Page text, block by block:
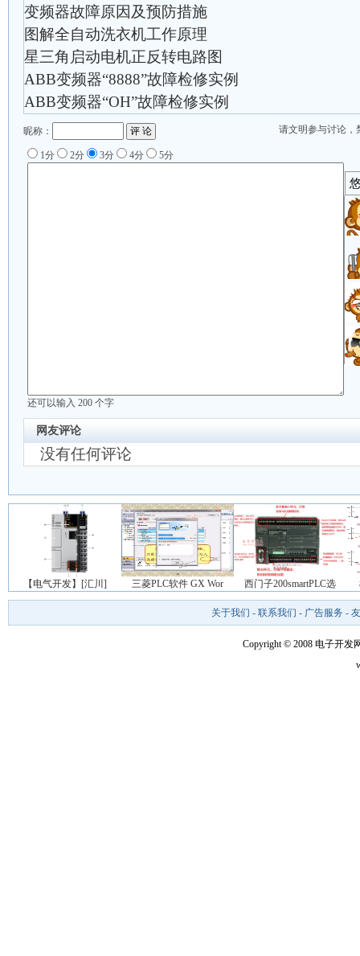
变频器故障原因及预防措施
图解全自动洗衣机工作原理
星三角启动电机正反转电路图
ABB变频器“8888”故障检修实例
ABB变频器“OH”故障检修实例
请文明参与讨论，
昵称：
1分 2分 3分 4分 5分
还可以输入 200 个字
网友评论
没有任何评论
【电气开发】[汇川] 三菱PLC软件 GX Wor 西门子200smartPLC选
关于我们 - 联系我们 - 广告服务 -
Copyright © 2008 电子开发